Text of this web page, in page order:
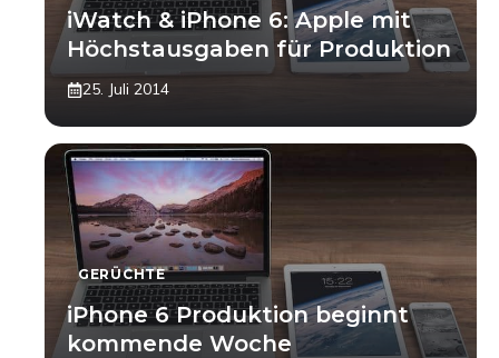
iWatch & iPhone 6: Apple mit
Höchstausgaben für Produktion
25. Juli 2014
GERÜCHTE
iPhone 6 Produktion beginnt
kommende Woche